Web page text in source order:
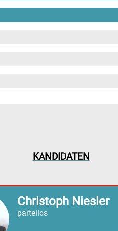
KANDIDATEN
Christoph Niesler
parteilos